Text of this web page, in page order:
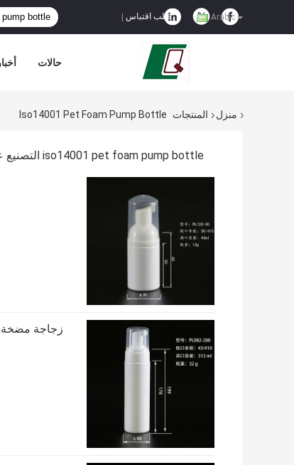
Arabic طلب اقتباس
أخبار حالات
منزل المنتجات Iso14001 Pet Foam Pump Bottle
iso14001 pet foam pump bottle التصنيع عبر الإنترنت